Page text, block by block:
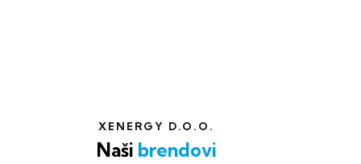
XENERGY D.O.O.
Naši brendovi